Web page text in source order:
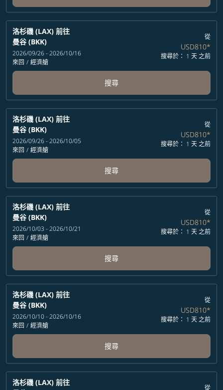
洛杉磯 (LAX) 前往
曼谷 (BKK)
2026/09/26 - 2026/10/16
來回 / 經濟艙
從
USD810*
搜尋於： 1 天 之前
搜尋
洛杉磯 (LAX) 前往
曼谷 (BKK)
2026/09/26 - 2026/10/05
來回 / 經濟艙
從
USD810*
搜尋於： 1 天 之前
搜尋
洛杉磯 (LAX) 前往
曼谷 (BKK)
2026/10/03 - 2026/10/21
來回 / 經濟艙
從
USD810*
搜尋於： 1 天 之前
搜尋
洛杉磯 (LAX) 前往
曼谷 (BKK)
2026/10/10 - 2026/10/16
來回 / 經濟艙
從
USD810*
搜尋於： 1 天 之前
搜尋
洛杉磯 (LAX) 前往
從